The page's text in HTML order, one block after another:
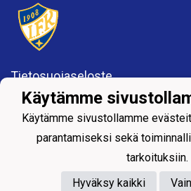
Tietosuojaseloste
Centralidrottsföreningen ÅIFK
Östra Strandgatan 52-54
20810 ÅBO
Fotbollsföreningen ÅIFK rf,
Käytämme
Käytämme sivustollamme
parantamiseksi sekä
tarkoituksiin.
Hyväksy kaikki